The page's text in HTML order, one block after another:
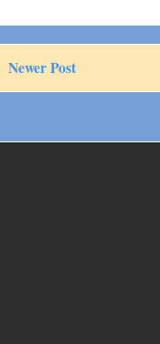
Newer Post